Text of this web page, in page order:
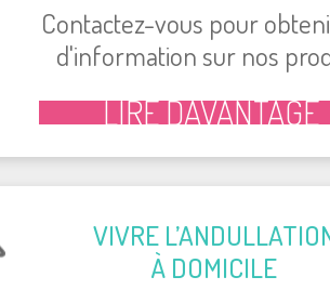
Contac­tez-vous pour
d'in­for­ma­tion sur nos
LIRE DAVAN­TAGE
VIVRE
À DOMI­CILE